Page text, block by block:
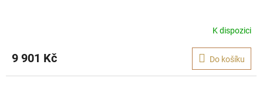
R
M
A
K dispozici
9 901 Kč Do košíku